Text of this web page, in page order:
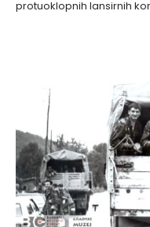
protuoklopnih lansirnih